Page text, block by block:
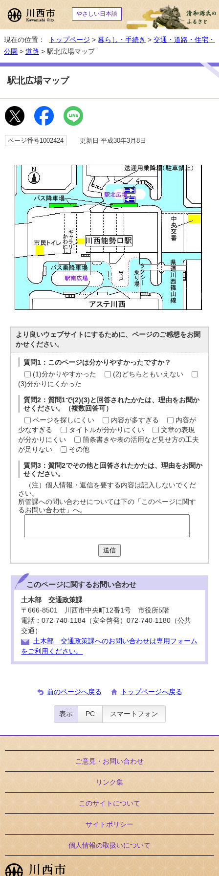
やさしい日本語
現在の位置： トップページ > 暮らし・手続き > 交通・道路・住宅・
公園 > 道路 > 駅北広場マップ
駅北広場マップ
ページ番号1002424 更新日 平成30年3月8日
より良いウェブサイトにするために、ページのご感想をお聞
かせください。
質問1：このページは分かりやすかったですか？
(1)分かりやすかった
(2)どちらともいえない
(3)分かりにくかった
質問2：質問1で(2)(3)と回答されたかたは、理由をお聞か
せください。（複数回答可）
ページを探しにくい
内容が多すぎる
内容が
少なすぎる
タイトルが分かりにくい
文章の表現
が分かりにくい
箇条書きや表の活用など見せ方の工夫
が足りない
その他
質問3：質問2でその他と回答されたかたは、理由をお聞か
せください。
（注）個人情報・返信を要する内容は記入しないでくだ
さい。
所管課への問い合わせについては下の「このページに関す
るお問い合わせ」へ。
送信
このページに関するお問い合わせ
土木部 交通政策課
〒666-8501 川西市中央町12番1号 市役所5階
電話：072-740-1184（安全啓発）072-740-1180（公共
交通）
土木部 交通政策課へのお問い合わせは専用フォーム
をご利用ください。
前のページへ戻る トップページへ戻る
表示 PC スマートフォン
ご意見・お問い合わせ
リンク集
このサイトについて
サイトポリシー
個人情報の取扱いについて